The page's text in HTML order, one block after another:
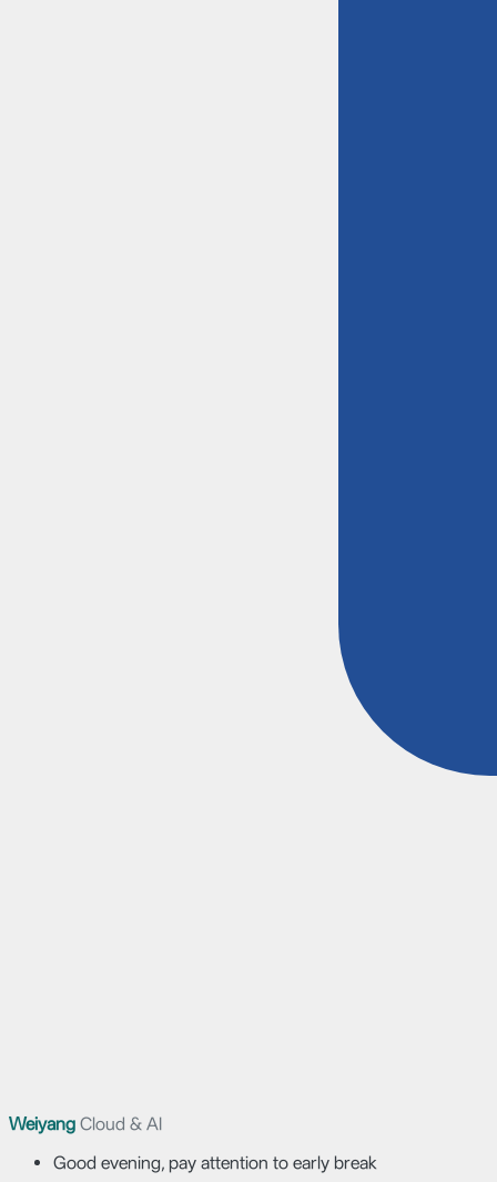
Weiyang Cloud & AI
Good evening, pay attention to early break